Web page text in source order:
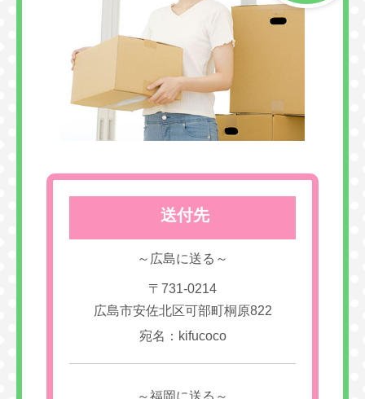
送付先
～広島に送る～
〒731-0214
広島市安佐北区可部町桐原822
宛名：kifucoco
～福岡に送る～